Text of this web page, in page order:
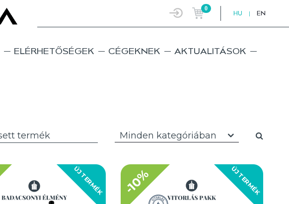
0
HU | EN
ELÉRHETŐSÉGEK CÉGEKNEK AKTUALITÁSOK
Minden kategóriában
ÚJ TERMÉK ÚJ TERMÉK
-10%